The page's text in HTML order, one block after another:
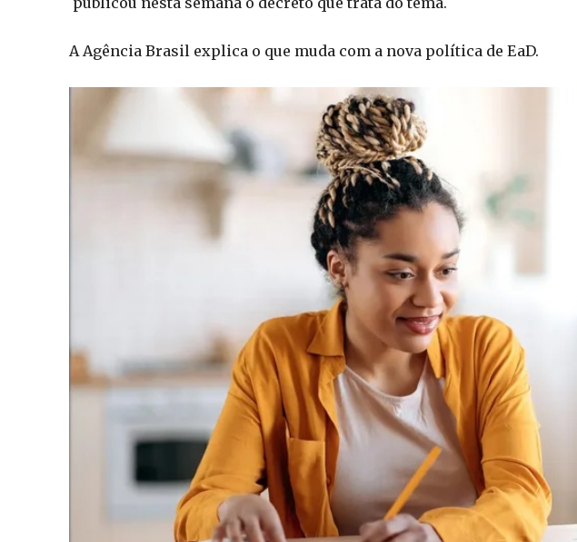
A Agência Brasil explica o que muda com a nova política de EaD.